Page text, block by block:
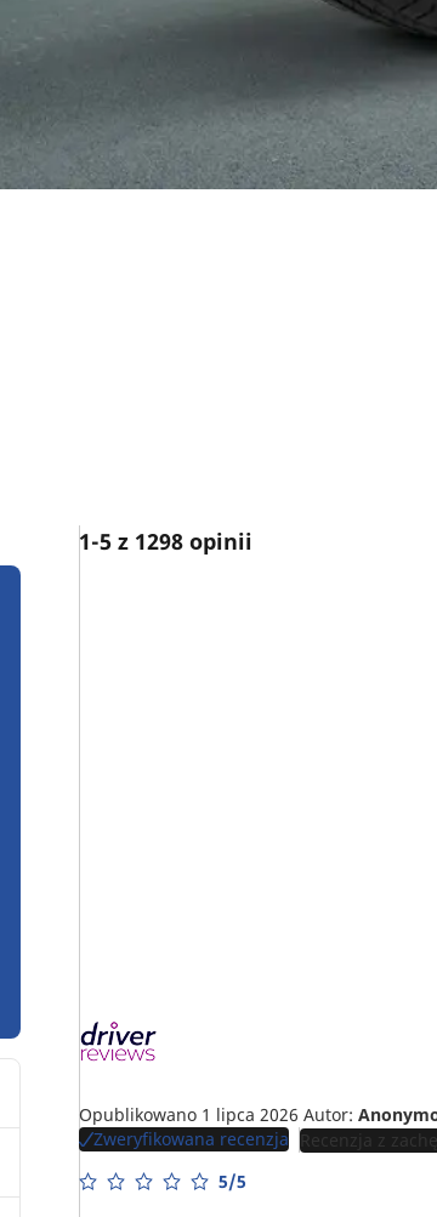
1-5 z 1298 opinii
Opublikowano 1 lipca 2026 Autor:
Zweryfikowana recenzja Recenzja z
5/5